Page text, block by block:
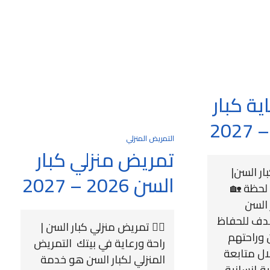
كبار
السن|
🏡
للحفاظ
متابعة
التمريض المنزلي
تمريض منزلي كبار
السن 2026 – 2027
🧑‍⚕️ تمريض منزلي كبار السن |
راحة ورعاية في بيتك التمريض
المنزلي لكبار السن هو خدمة